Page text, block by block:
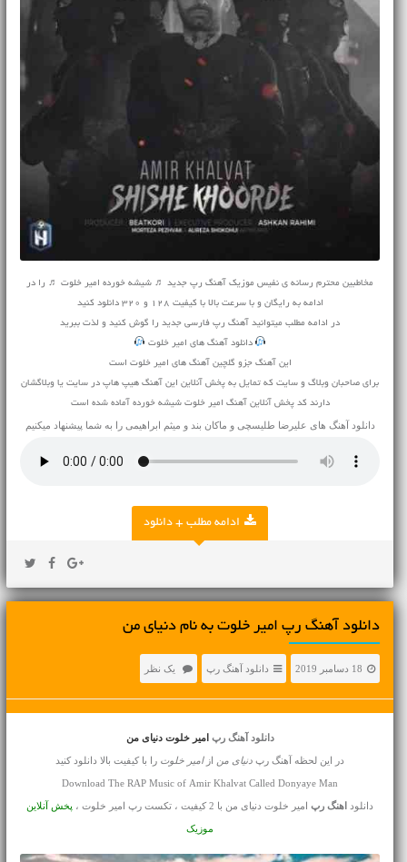
مخاطبین محترم رسانه ی نفیس موزیک آهنگ رپ جدید ♬ شیشه خورده امیر خلوت ♬ را در
ادامه به رایگان و با سرعت بالا با کیفیت 128 و 320 دانلود کنید
در ادامه مطلب میتوانید آهنگرپ فارسی جدید را گوش کنید و لذت ببرید
دانلود آهنگ های امیر خلوت
این آهنگ جزو گلچین آهنگ های امیر خلوت است
برای صاحبان وبلاگ و سایت که تمایل به پخش آنلاین این آهنگ هیپ هاپ در سایت یا وبلاگشان
دارند کد پخش آنلاین آهنگ امیر خلوت شیشه خورده آماده شده است
دانلود آهنگ های علیرضا طلیسچی و ماکان بند و میثم ابراهیمی را به شما پیشنهاد میکنیم
ادامه مطلب + دانلود
دانلود آهنگ رپ امیر خلوت به نام دنیای من
18 دسامبر 2019 دانلود آهنگ رپ یک نظر
دانلود آهنگ رپ امیر خلوت دنیای من
در این لحظه آهنگ رپ دنیای من ازامیر خلوت را با کیفیت بالا دانلود کنید
Download The RAP Music of Amir Khalvat Called Donyaye Man
دانلود اهنگ رپامیر خلوت دنیای من با 2 کیفیت ، تکست رپ امیر خلوت ، پخش آنلاین
موزیک